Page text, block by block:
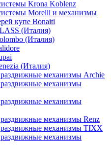
Krona Koblenz
Morelli и механизмы
купе Bonaiti
(Италия)
(Италия)
(Италия)
механизмы Archie
механизмы
механизмы
механизмы Renz
механизмы TIXX
механизмы